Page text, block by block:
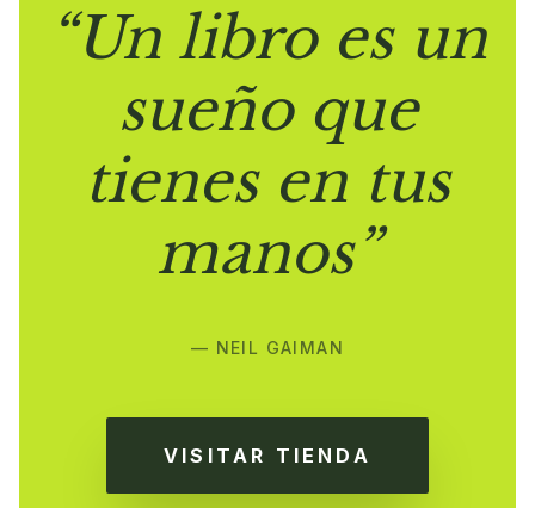
“Un libro es un
sueño que
tienes en tus
manos”
— NEIL GAIMAN
VISITAR TIENDA